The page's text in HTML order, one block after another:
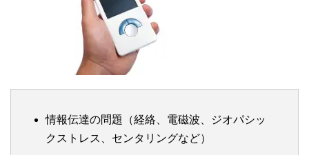
情報伝達の問題（経絡、電磁波、ジオパシッ
クストレス、センタリングなど）